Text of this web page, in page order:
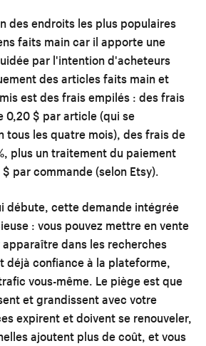
des endroits les plus populaires
faits main car il apporte une
par l'intention d'acheteurs
des articles faits main et
est des frais empilés : des frais
0,20 $ par article (qui se
tous les quatre mois), des frais de
plus un traitement du paiement
$ par commande (selon Etsy).
débute, cette demande intégrée
: vous pouvez mettre en vente
dans les recherches
déjà confiance à la plateforme,
vous-même. Le piège est que
et grandissent avec votre
expirent et doivent se renouveler,
ajoutent plus de coût, et vous